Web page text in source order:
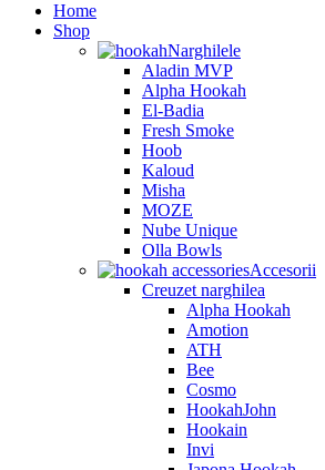
Home
Shop
Narghilele
Aladin MVP
Alpha Hookah
El-Badia
Fresh Smoke
Hoob
Kaloud
Misha
MOZE
Nube Unique
Olla Bowls
Accesorii
Creuzet narghilea
Alpha Hookah
Amotion
ATH
Bee
Cosmo
HookahJohn
Hookain
Invi